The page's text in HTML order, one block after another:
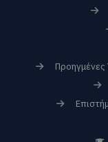
Προηγμένες